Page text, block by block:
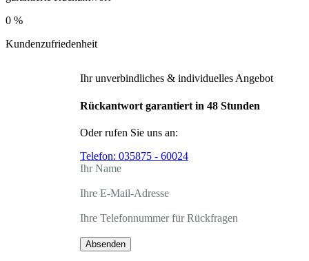
0 %
Kundenzufriedenheit
Ihr unverbindliches & individuelles Angebot
Rückantwort garantiert in 48 Stunden
Oder rufen Sie uns an:
Telefon: 035875 - 60024
Ihr Name
Ihre E-Mail-Adresse
Ihre Telefonnummer für Rückfragen
Absenden